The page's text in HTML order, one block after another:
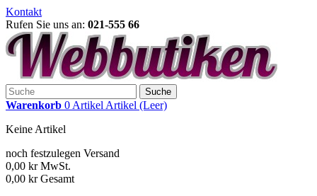
Kontakt
Rufen Sie uns an: 021-555 66
Suche
Warenkorb 0 Artikel Artikel (Leer)
Keine Artikel
noch festzulegen Versand
0,00 kr MwSt.
0,00 kr Gesamt